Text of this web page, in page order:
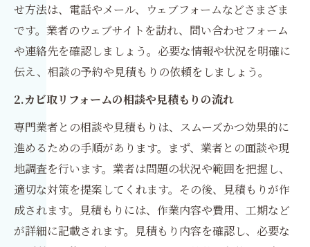
せ方法は、電話やメール、ウェブフォームなどさまざま
です。業者のウェブサイトを訪れ、問い合わせフォーム
や連絡先を確認しましょう。必要な情報や状況を明確に
伝え、相談の予約や見積もりの依頼をしましょう。
2.カビ取リフォームの相談や見積もりの流れ
専門業者との相談や見積もりは、スムーズかつ効果的に
進めるための手順があります。まず、業者との面談や現
地調査を行います。業者は問題の状況や範囲を把握し、
適切な対策を提案してくれます。その後、見積もりが作
成されます。見積もりには、作業内容や費用、工期など
が詳細に記載されます。見積もり内容を確認し、必要な